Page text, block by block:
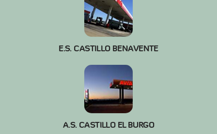
E.S. CASTILLO BENAVENTE
A.S. CASTILLO EL BURGO